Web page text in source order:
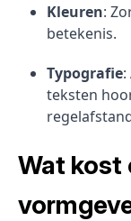
Kleuren:
betekenis.
Typografie
teksten
Wat kost